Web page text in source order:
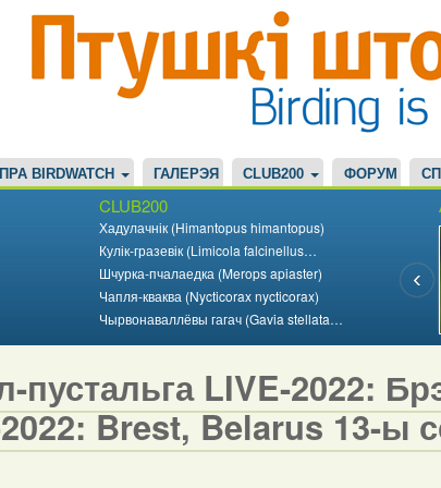
ПРА BIRDWATCH ГАЛЕРЭЯ CLUB200 ФОРУМ
CLUB200
Хадулачнік (Himantopus himantopus)
Кулік-гразевік (Limicola falcinellus…
Шчурка-пчалаедка (Merops apiaster)
Чапля-кваква (Nycticorax nycticorax)
Чырвонаваллёвы гагач (Gavia stellata…
пустальга LIVE-2022:
Brest, Belarus 13-ы